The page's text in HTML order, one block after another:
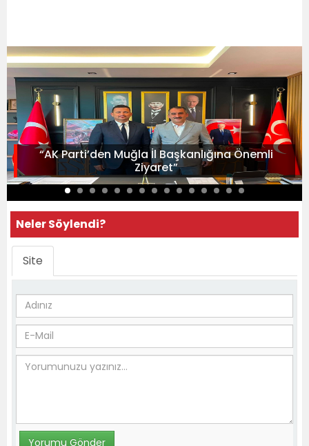
“AK Parti’den Muğla İl Başkanlığına Önemli
Ziyaret”
Neler Söylendi?
Site